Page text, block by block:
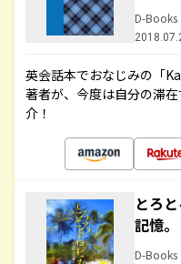
D-Books
英会話本でおなじみの「
著者が、今度は自分の滞
介！
とろ
記憶
D-Books